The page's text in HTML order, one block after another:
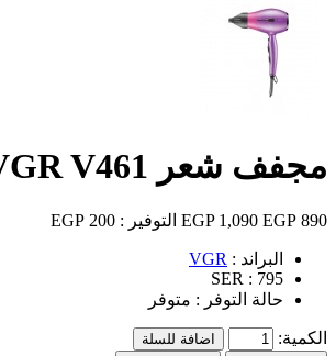
مجفف شعر VGR V461
890 EGP
1,090 EGP التوفير : 200 EGP
البراند : VGR
SER : 795
حالة التوفر : متوفر
الكمية:
اضافة للسلة